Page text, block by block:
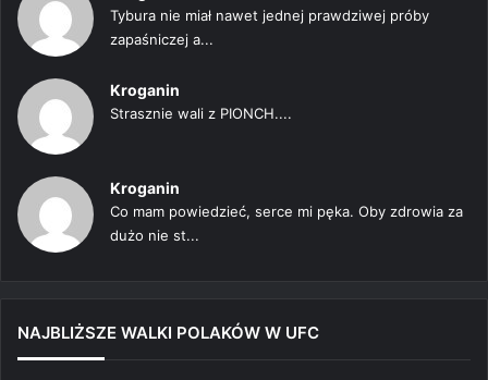
Tybura nie miał nawet jednej prawdziwej próby
zapaśniczej a...
Kroganin
Strasznie wali z PIONCH....
Kroganin
Co mam powiedzieć, serce mi pęka. Oby zdrowia za
dużo nie st...
NAJBLIŻSZE WALKI POLAKÓW W UFC